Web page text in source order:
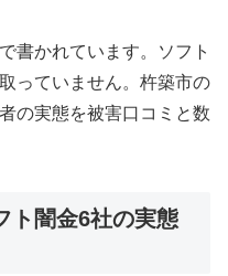
書かれています。ソフト
っていません。杵築市の
の実態を被害口コミと数
ト闇金6社の実態